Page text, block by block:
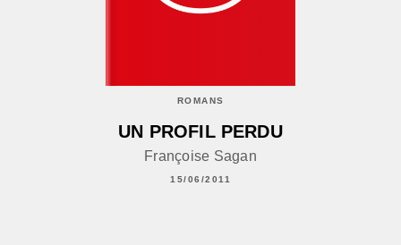
ROMANS
UN PROFIL PERDU
Françoise Sagan
15/06/2011